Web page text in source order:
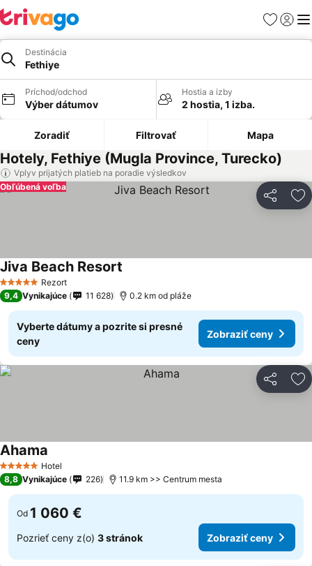
Obľúbené
Destinácia
Fethiye
Príchod/odchod
Výber dátumov
Hostia a izby
2 hostia, 1 izba.
Zoradiť Filtrovať Mapa
Hotely, Fethiye (Mugla Province, Turecko)
Vplyv prijatých platieb na poradie výsledkov
Zdieľať
Obľúbená voľba
5 Počet hviezdičiek
Rezort
Jiva Beach Resort
9,4 Vynikajúce 11 628 0.2 km od pláže
Vyberte dátumy a pozrite si presné
ceny
Zobraziť ceny
Zdieľať
5 Počet hviezdičiek
Hotel
Ahama
8,8 Vynikajúce 226 11.9 km >> Centrum mesta
Od 1 060 €
Pozrieť ceny z(o) 3 stránok Zobraziť ceny